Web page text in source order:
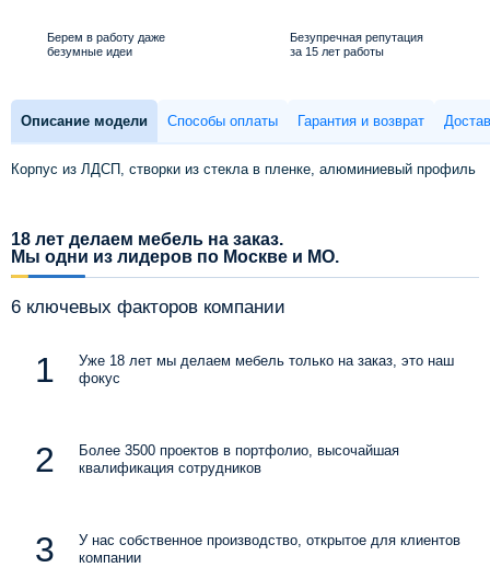
Берем в работу даже
безумные идеи
Безупречная репутация
за 15 лет работы
Описание модели Способы оплаты Гарантия и возврат
Корпус из ЛДСП, створки из стекла в пленке, алюминиевый профиль
18 лет делаем мебель на заказ.
Мы одни из лидеров по Москве и МО.
6 ключевых факторов компании
Уже 18 лет мы делаем мебель только на заказ, это наш
фокус
Более 3500 проектов в портфолио, высочайшая
квалификация сотрудников
У нас собственное производство, открытое для клиентов
компании